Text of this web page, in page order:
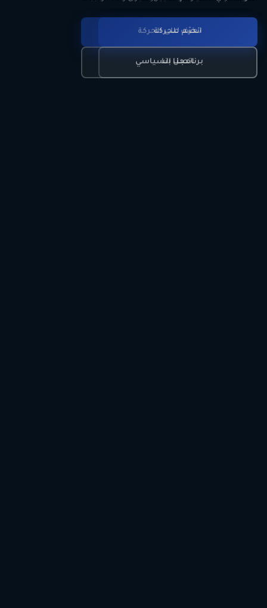
تعرّف على الحركة
برنامجنا السياسي
انضم للحركة
اتصل بنا